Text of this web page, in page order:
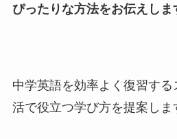
ぴったりな方法をお伝えしま
中学英語を効率よく復習す
活で役立つ学び方を提案しま